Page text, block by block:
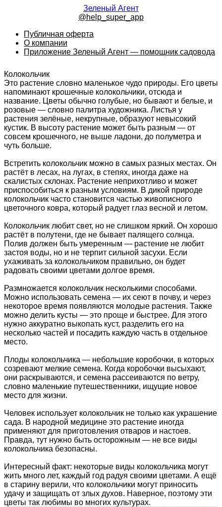
Зеленый Агент
@help_super_app
Публичная оферта
О компании
Приложение Зеленый Агент — помощник садовода
Колокольчик
Это растение словно маленькое чудо природы. Его цветы
напоминают крошечные колокольчики, отсюда и
название. Цветы обычно голубые, но бывают и белые, и
розовые — словно палитра художника. Листья у
растения зелёные, некрупные, образуют невысокий
кустик. В высоту растение может быть разным — от
совсем крошечного, не выше ладони, до полуметра и
чуть больше.
Встретить колокольчик можно в самых разных местах. Он
растёт в лесах, на лугах, в степях, иногда даже на
скалистых склонах. Растение неприхотливо и может
приспособиться к разным условиям. В дикой природе
колокольчик часто становится частью живописного
цветочного ковра, который радует глаз весной и летом.
Колокольчик любит свет, но не слишком яркий. Он хорошо
растёт в полутени, где не бывает палящего солнца.
Полив должен быть умеренным — растение не любит
застоя воды, но и не терпит сильной засухи. Если
ухаживать за колокольчиком правильно, он будет
радовать своими цветами долгое время.
Размножается колокольчик несколькими способами.
Можно использовать семена — их сеют в почву, и через
некоторое время появляются молодые растения. Также
можно делить кусты — это проще и быстрее. Для этого
нужно аккуратно выкопать куст, разделить его на
несколько частей и посадить каждую часть в отдельное
место.
Плоды колокольчика — небольшие коробочки, в которых
созревают мелкие семена. Когда коробочки высыхают,
они раскрываются, и семена рассеиваются по ветру,
словно маленькие путешественники, ищущие новое
место для жизни.
Человек использует колокольчик не только как украшение
сада. В народной медицине это растение иногда
применяют для приготовления отваров и настоев.
Правда, тут нужно быть осторожным — не все виды
колокольчика безопасны.
Интересный факт: некоторые виды колокольчика могут
жить много лет, каждый год радуя своими цветами. А ещё
в старину верили, что колокольчики могут приносить
удачу и защищать от злых духов. Наверное, поэтому эти
цветы так любимы во многих культурах.